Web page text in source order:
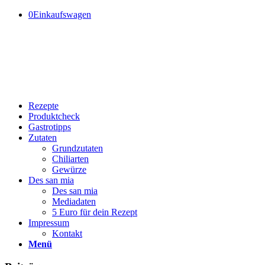
0Einkaufswagen
Rezepte
Produktcheck
Gastrotipps
Zutaten
Grundzutaten
Chiliarten
Gewürze
Des san mia
Des san mia
Mediadaten
5 Euro für dein Rezept
Impressum
Kontakt
Menü